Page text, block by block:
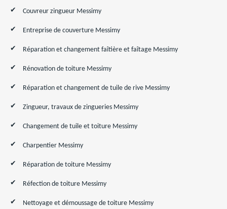
Couvreur zingueur Messimy
Entreprise de couverture Messimy
Réparation et changement faîtière et faîtage Messimy
Rénovation de toiture Messimy
Réparation et changement de tuile de rive Messimy
Zingueur, travaux de zingueries Messimy
Changement de tuile et toiture Messimy
Charpentier Messimy
Réparation de toiture Messimy
Réfection de toiture Messimy
Nettoyage et démoussage de toiture Messimy